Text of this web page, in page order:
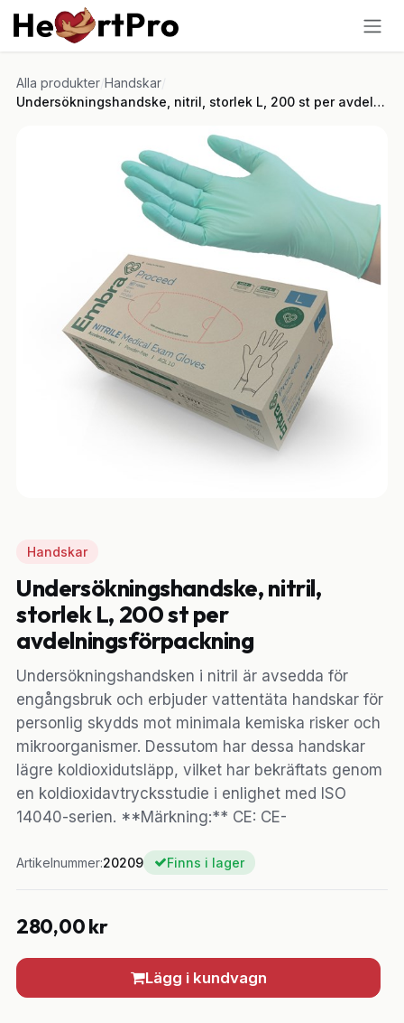
Hoppa till innehållet
Alla produkter/ Handskar/
Undersökningshandske, nitril, storlek L, 200 st per avdelningsförpackning
Handskar
Undersökningshandske, nitril,
storlek L, 200 st per
avdelningsförpackning
Undersökningshandsken i nitril är avsedda för
engångsbruk och erbjuder vattentäta handskar för
personlig skydds mot minimala kemiska risker och
mikroorganismer. Dessutom har dessa handskar
lägre koldioxidutsläpp, vilket har bekräftats genom
en koldioxidavtrycksstudie i enlighet med ISO
14040-serien. **Märkning:** CE: CE-
Artikelnummer:20209 Finns i lager
280,00kr
Lägg i kundvagn